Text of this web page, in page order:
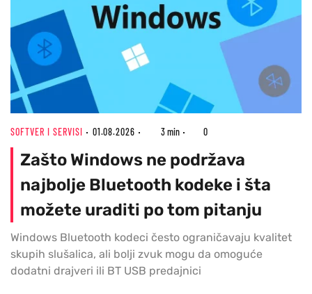
SOFTVER I SERVISI 01.08.2026 3 min 0
Zašto Windows ne podržava
najbolje Bluetooth kodeke i šta
možete uraditi po tom pitanju
Windows Bluetooth kodeci često ograničavaju kvalitet
skupih slušalica, ali bolji zvuk mogu da omoguće
dodatni drajveri ili BT USB predajnici